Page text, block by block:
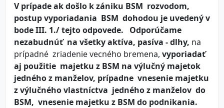
V prípade ak došlo k zániku BSM rozvodom,
postup vyporiadania BSM dohodou je uvedený v
bode III. 1./ tejto odpovede.
Odporúčame
nezabudnúť na všetky aktíva, pasíva - dlhy, na
prípadné zriadenie vecného bremena, vyporiadať
aj použitie majetku z BSM na výlučný majetok
jedného z manželov, prípadne vnesenie majetku
z výlučného vlastníctva jedného z manželov do
BSM, vnesenie majetku z BSM do podnikania.